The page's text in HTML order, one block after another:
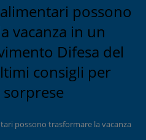
possono
vacanza in un
Difesa del
consigli per
possono trasformare la vacanza